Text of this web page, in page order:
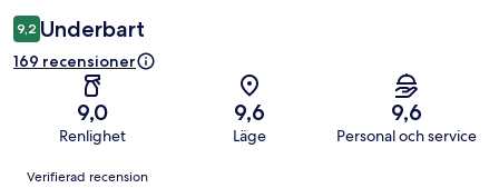
9,2 Underbart
169 recensioner
9,0
Renlighet
9,6
Läge
9,6
Personal och service
Recensioner
Verifierad recension